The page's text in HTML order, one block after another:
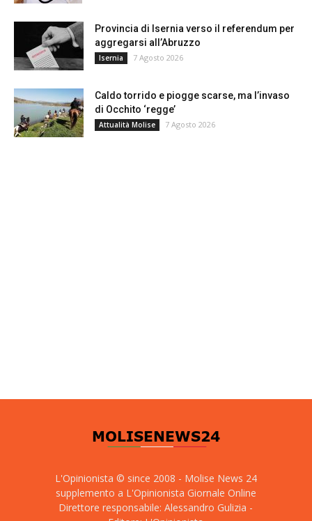
Provincia di Isernia verso il referendum per
aggregarsi all’Abruzzo
Isernia 7 Agosto 2026
Caldo torrido e piogge scarse, ma l’invaso
di Occhito ‘regge’
Attualità Molise 7 Agosto 2026
L'Opinionista © since 2008 - Molise News 24
supplemento a L'Opinionista Giornale Online
Direttore responsabile: Alessandro Gulizia -